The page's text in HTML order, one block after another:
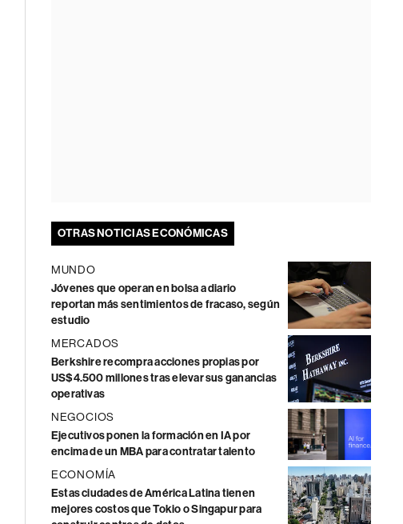
OTRAS NOTICIAS ECONÓMICAS
MUNDO
Jóvenes que operan en bolsa a diario
reportan más sentimientos de fracaso, según
estudio
MERCADOS
Berkshire recompra acciones propias por
US$4.500 millones tras elevar sus ganancias
operativas
NEGOCIOS
Ejecutivos ponen la formación en IA por
encima de un MBA para contratar talento
ECONOMÍA
Estas ciudades de América Latina tienen
mejores costos que Tokio o Singapur para